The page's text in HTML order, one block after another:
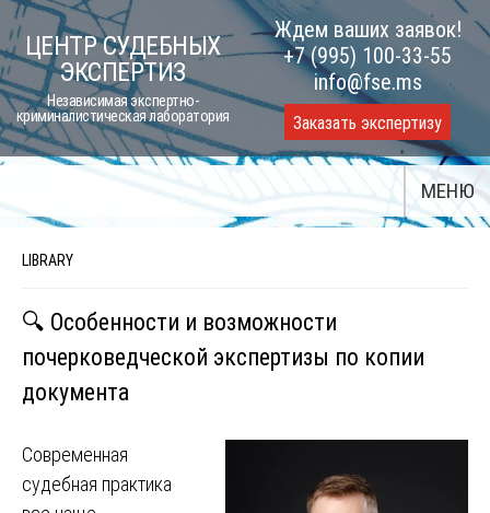
Skip
to
content
ЦЕНТР СУДЕБНЫХ
ЭКСПЕРТИЗ
Независимая экспертно-
криминалистическая лаборатория
Ждем ваших заявок!
+7 (995) 100-33-55
info@fse.ms
Заказать экспертизу
МЕНЮ
LIBRARY
🔍 Особенности и возможности
почерковедческой экспертизы по копии
документа
Современная
судебная практика